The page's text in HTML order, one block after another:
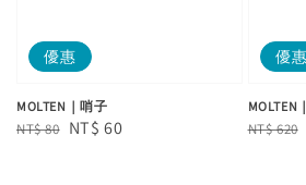
優惠
MOLTEN｜哨子
Regular
NT$ 80 Sale
NT$ 60
優惠
MOLTEN
NT$ 620